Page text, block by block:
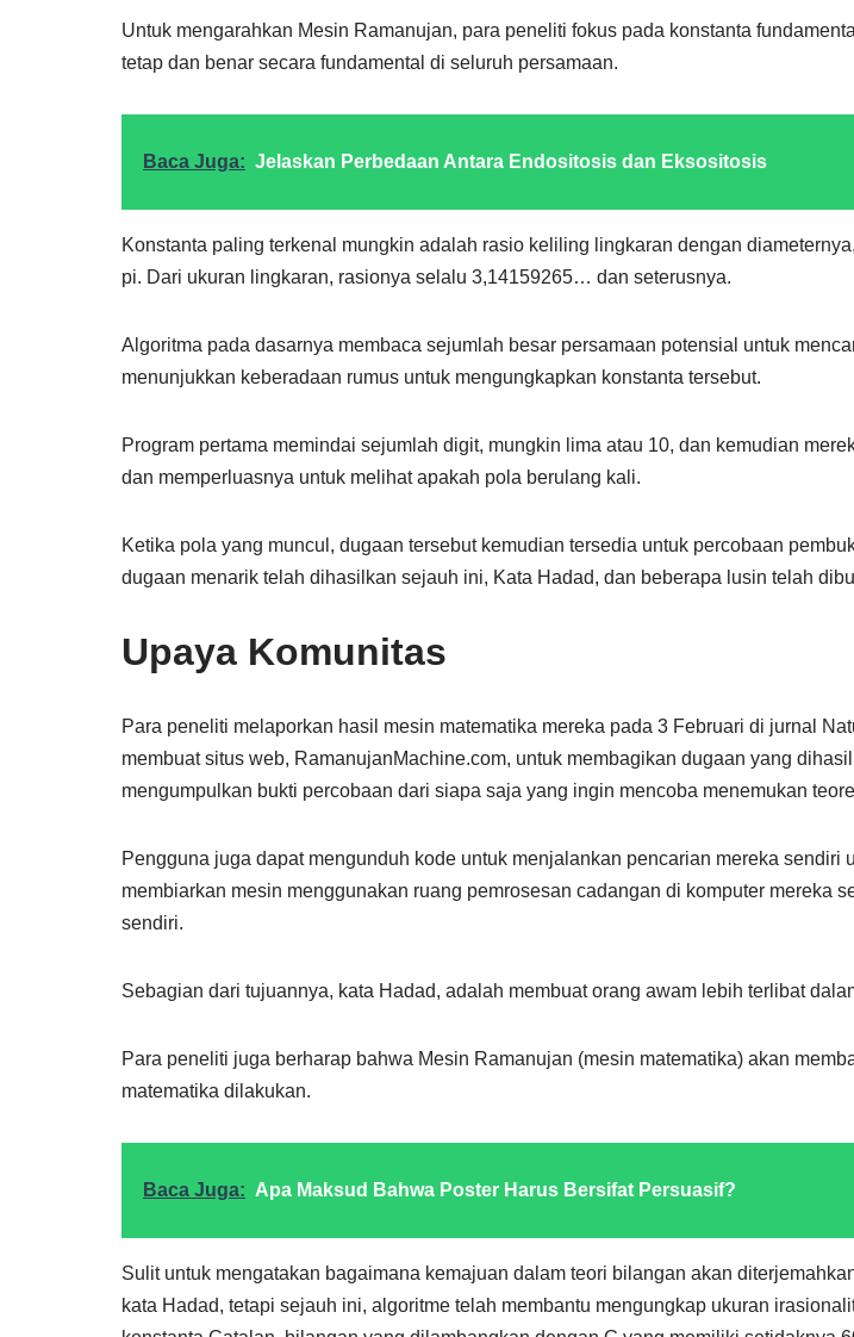
Untuk mengarahkan Mesin Ramanujan, para peneliti fokus pada konstanta
tetap dan benar secara fundamental di seluruh persamaan.
Baca Juga: Jelaskan Perbedaan Antara Endositosis dan Eksositosis
Konstanta paling terkenal mungkin adalah rasio keliling lingkaran dengan
pi. Dari ukuran lingkaran, rasionya selalu 3,14159265… dan seterusnya.
Algoritma pada dasarnya membaca sejumlah besar persamaan potensial untuk
menunjukkan keberadaan rumus untuk mengungkapkan konstanta tersebut.
Program pertama memindai sejumlah digit, mungkin lima atau 10, dan kemudian
dan memperluasnya untuk melihat apakah pola berulang kali.
Ketika pola yang muncul, dugaan tersebut kemudian tersedia untuk percobaan
dugaan menarik telah dihasilkan sejauh ini, Kata Hadad, dan beberapa lusin telah
Upaya Komunitas
Para peneliti melaporkan hasil mesin matematika mereka pada 3 Februari di jurnal
membuat situs web, RamanujanMachine.com, untuk membagikan dugaan yang
mengumpulkan bukti percobaan dari siapa saja yang ingin mencoba menemukan
Pengguna juga dapat mengunduh kode untuk menjalankan pencarian mereka sendiri
membiarkan mesin menggunakan ruang pemrosesan cadangan di komputer mereka
sendiri.
Sebagian dari tujuannya, kata Hadad, adalah membuat orang awam lebih terlibat
Para peneliti juga berharap bahwa Mesin Ramanujan (mesin matematika) akan
matematika dilakukan.
Baca Juga: Apa Maksud Bahwa Poster Harus Bersifat Persuasif?
Sulit untuk mengatakan bagaimana kemajuan dalam teori bilangan akan
kata Hadad, tetapi sejauh ini, algoritme telah membantu mengungkap ukuran